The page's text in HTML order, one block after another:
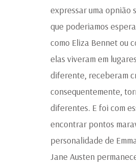
expressar uma opnião
que poderiamos
como Eliza Bennet ou
elas viveram em
diferente, receberam
consequentemente,
diferentes. E foi com
encontrar pontos
personalidade de
Jane Austen